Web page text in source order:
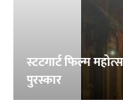
स्टटगार्ट फिल्म
पुरस्कार